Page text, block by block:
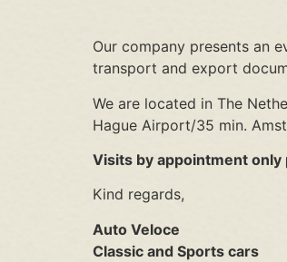
Our company presents an
transport and export
We are located in The
Hague Airport/35 min.
Visits by appointment only
Kind regards,
Auto Veloce
Classic and Sports cars